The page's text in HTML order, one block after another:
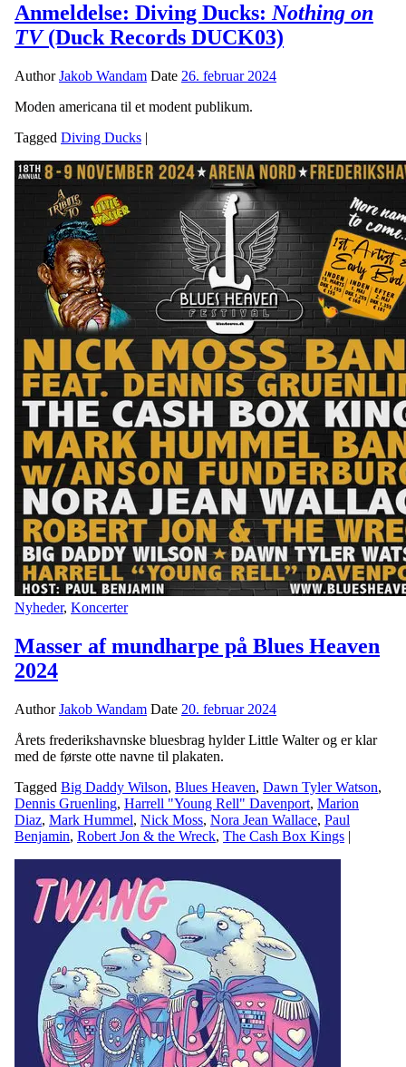
Anmeldelse: Diving Ducks: Nothing on
TV(Duck Records DUCK03)
AuthorJakob Wandam Date 26. februar 2024
Moden americana til et modent publikum.
Tagged Diving Ducks |
Nyheder, Koncerter
Masser af mundharpe på Blues Heaven
2024
AuthorJakob Wandam Date 20. februar 2024
Årets frederikshavnske bluesbrag hylder Little Walter og er klar
med de første otte navne til plakaten.
Tagged Big Daddy Wilson, Blues Heaven, Dawn Tyler Watson,
Dennis Gruenling, Harrell "Young Rell" Davenport, Marion
Diaz, Mark Hummel, Nick Moss, Nora Jean Wallace, Paul
Benjamin, Robert Jon & the Wreck, The Cash Box Kings |